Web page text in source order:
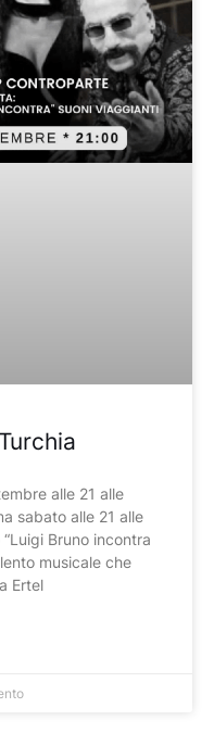
alle 21 alle
sabato alle 21 alle
Bruno incontra
musicale che
Ertel